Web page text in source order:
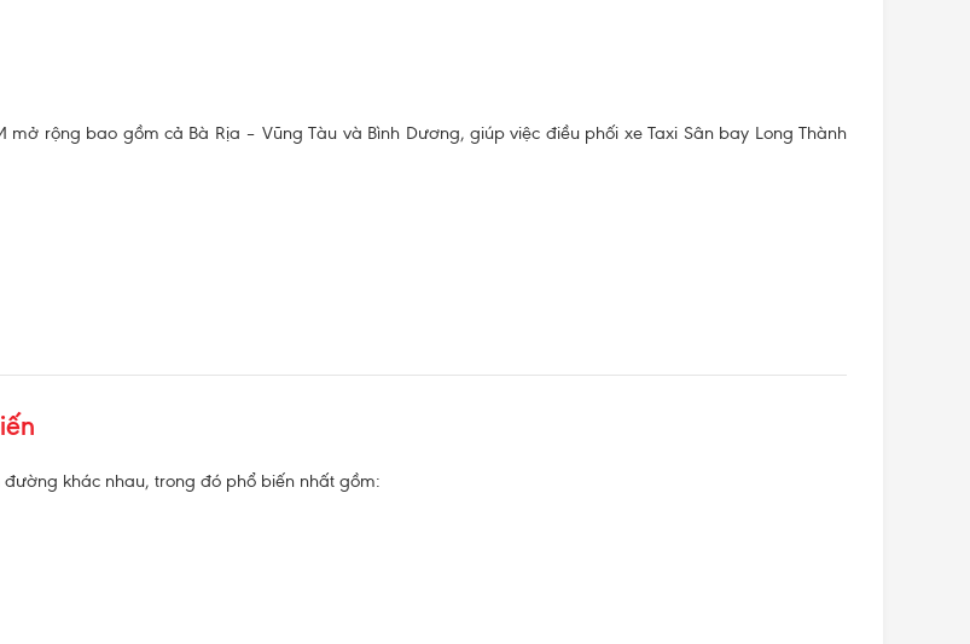
rộng bao gồm cả Bà Rịa – Vũng Tàu và Bình Dương, giúp việc điều phối xe Taxi Sân bay Long Thành
đường khác nhau, trong đó phổ biến nhất gồm: